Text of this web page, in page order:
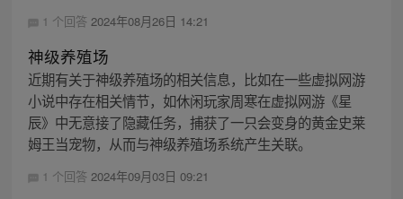
1 个回答 2024年08月26日 14:21
神级养殖场
近期有关于神级养殖场的相关信息，比如在一些虚拟网游
小说中存在相关情节，如休闲玩家周寒在虚拟网游《星
辰》中无意接了隐藏任务，捕获了一只会变身的黄金史莱
姆王当宠物，从而与神级养殖场系统产生关联。
1 个回答 2024年09月03日 09:21